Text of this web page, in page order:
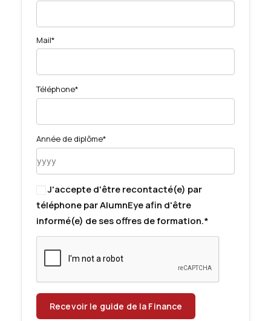
Mail*
Téléphone*
Année de diplôme*
J'accepte d'être recontacté(e) par
téléphone par AlumnEye afin d'être
informé(e) de ses offres de formation.*